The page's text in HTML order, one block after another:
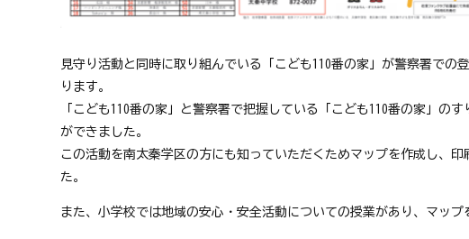
見守り活動と同時に取り組んでいる「こども110番の家」が警察署での
ります。
「こども110番の家」と警察署で把握している「こども110番の家」の
ができました。
この活動を南太秦学区の方にも知っていただくためマップを作成し、
た。
また、小学校では地域の安心・安全活動についての授業があり、マップ